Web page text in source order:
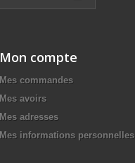
Mon compte
Mes commandes
Mes avoirs
Mes adresses
Mes informations personnelles